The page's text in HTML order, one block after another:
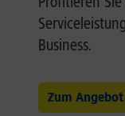
Business.
Zum Angebot